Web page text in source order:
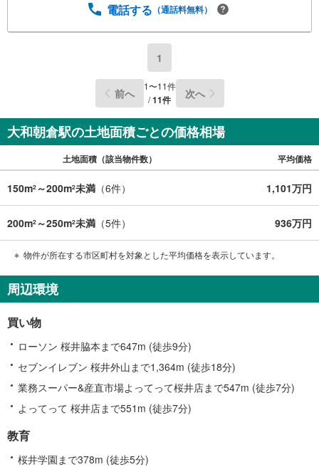
電話する （通話料無料）
1
前へ 1〜11件
/11件 次へ
大和朝倉駅の土地面積ごとの価格相場
土地面積（該当物件数） 平均価格
150m2 ～200m2未満 （6件） 1,101万円
200m2 ～250m2未満 （5件） 936万円
物件が所在する市区町村を対象とした平均価格を表示しています。
周辺環境
買い物
ローソン 桜井脇本まで647m (徒歩9分)
セブンイレブン 桜井外山まで1,364m (徒歩18分)
業務スーパー&産直市場よってって桜井店まで547m (徒歩7分)
よってって 桜井店まで551m (徒歩7分)
教育
桜井学園まで378m (徒歩5分)